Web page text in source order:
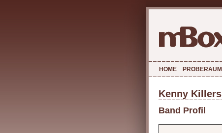
HOME PROBERAUM
Kenny Killers
Band Profil